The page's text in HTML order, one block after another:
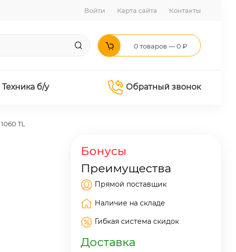
Войти Карта сайта Контакты
0 товаров — 0 ₽
Техника б/у Обратный звонок
TL
Бонусы
Преимущества
Прямой поставщик
Наличие на складе
Гибкая система скидок
Доставка